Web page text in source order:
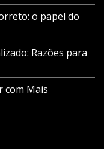
o papel do
Razões para
com Mais